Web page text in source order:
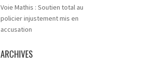
Voie Mathis : Soutien total au
policier injustement mis en
accusation
ARCHIVES